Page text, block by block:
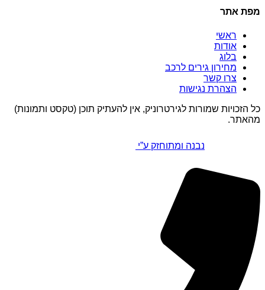
מפת אתר
ראשי
אודות
בלוג
מחירון גירים לרכב
צרו קשר
הצהרת נגישות
כל הזכויות שמורות לגירטרוניק, אין להעתיק תוכן (טקסט ותמונות)
מהאתר.
נבנה ומתוחזק ע”י